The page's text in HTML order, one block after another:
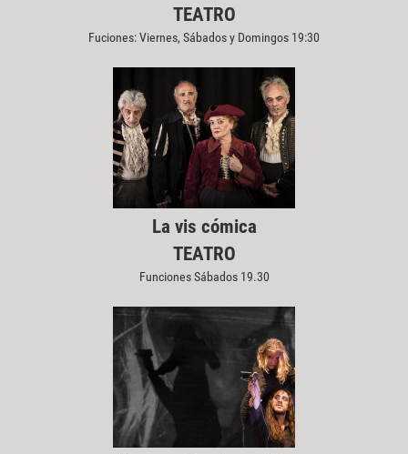
TEATRO
Fuciones: Viernes, Sábados y Domingos 19:30
La vis cómica
TEATRO
Funciones Sábados 19.30